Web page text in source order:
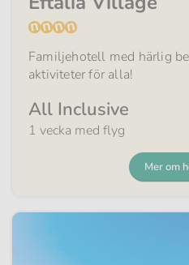
Familjehotell med härlig
aktiviteter för alla!
All Inclusive
1 vecka med flyg
Mer om